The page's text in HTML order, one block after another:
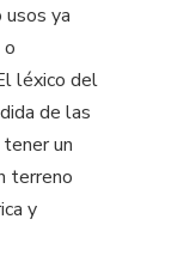
usos ya
léxico del
de las
un
terreno
y